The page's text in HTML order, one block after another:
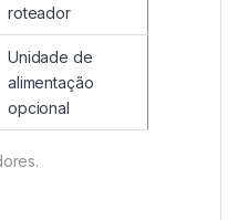
roteador
Unidade de
alimentação
opcional